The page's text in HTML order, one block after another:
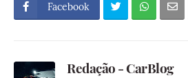
Facebook
Redação - CarBlog